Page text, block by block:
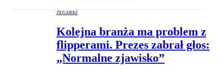
ZEGARKI
Kolejna branża ma problem z
flipperami. Prezes zabrał głos:
„Normalne zjawisko”